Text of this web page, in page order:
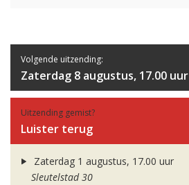
Volgende uitzending:
Zaterdag 8 augustus, 17.00 uur
Uitzending gemist?
Luister terug
Zaterdag 1 augustus, 17.00 uur
Sleutelstad 30